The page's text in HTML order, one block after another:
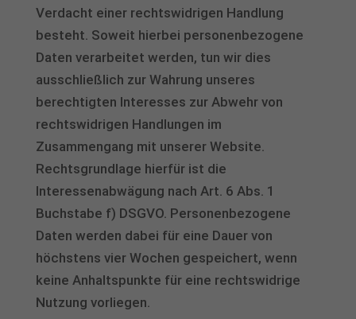
Verdacht einer rechtswidrigen Handlung
besteht. Soweit hierbei personenbezogene
Daten verarbeitet werden, tun wir dies
ausschließlich zur Wahrung unseres
berechtigten Interesses zur Abwehr von
rechtswidrigen Handlungen im
Zusammengang mit unserer Website.
Rechtsgrundlage hierfür ist die
Interessenabwägung nach Art. 6 Abs. 1
Buchstabe f) DSGVO. Personenbezogene
Daten werden dabei für eine Dauer von
höchstens vier Wochen gespeichert, wenn
keine Anhaltspunkte für eine rechtswidrige
Nutzung vorliegen.